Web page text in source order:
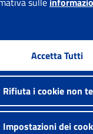
Accetta Tutti
Rifiuta i cookie non
Impostazioni dei